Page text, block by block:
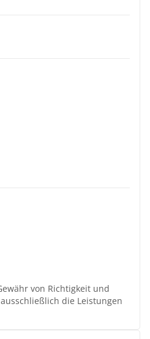
von Richtigkeit und
die Leistungen